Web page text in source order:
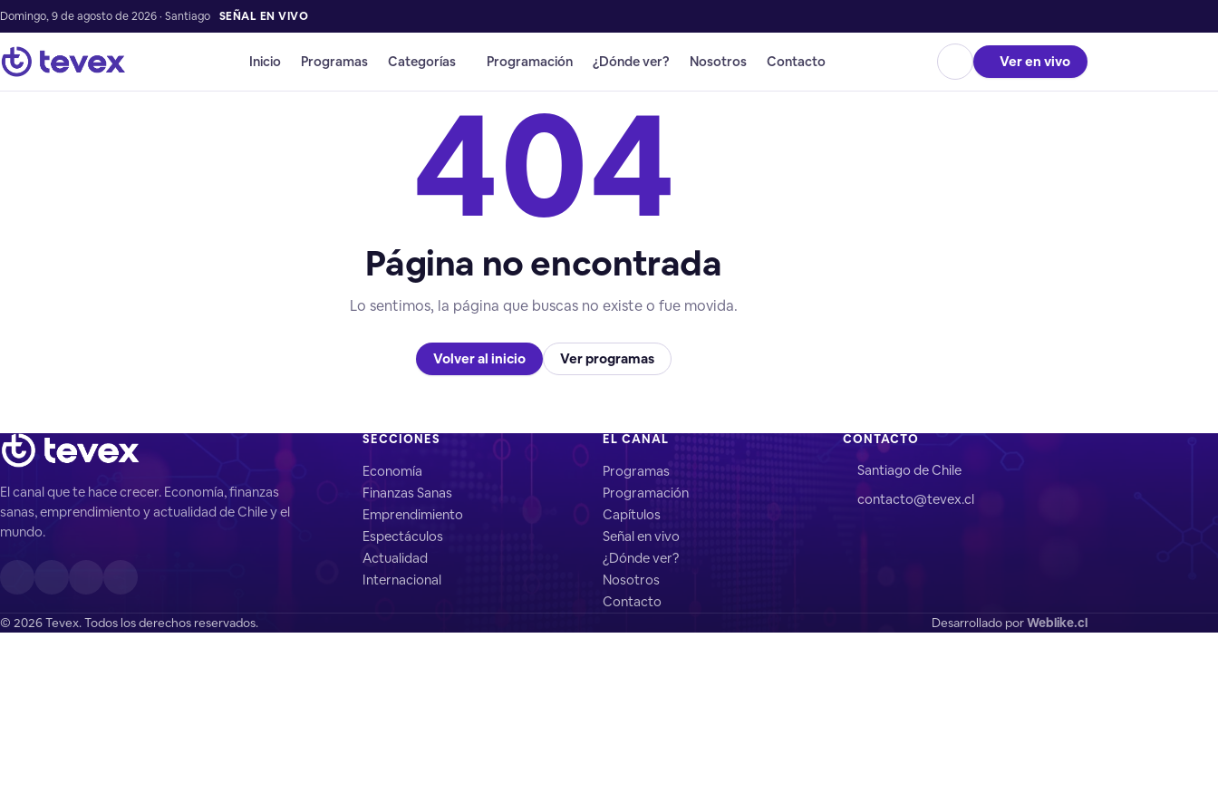
Domingo, 9 de agosto de 2026 · Santiago SEÑAL EN VIVO
Inicio Programas Categorías Programación ¿Dónde ver? Nosotros Contacto Ver en vivo
404
Página no encontrada
Lo sentimos, la página que buscas no existe o fue movida.
Volver al inicio Ver programas
El canal que te hace crecer. Economía, finanzas
sanas, emprendimiento y actualidad de Chile y el
mundo.
SECCIONES
Economía
Finanzas Sanas
Emprendimiento
Espectáculos
Actualidad
Internacional
EL CANAL
Programas
Programación
Capítulos
Señal en vivo
¿Dónde ver?
Nosotros
Contacto
CONTACTO
Santiago de Chile
contacto@tevex.cl
© 2026 Tevex. Todos los derechos reservados. Desarrollado porWeblike.cl